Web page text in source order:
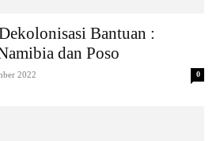
Bantuan :
dan Poso
2022 0